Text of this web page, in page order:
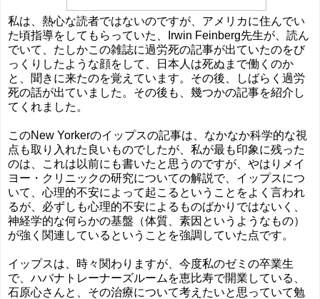
私は、熱心な読者ではないのですが、アメリカに住んでい
た頃指導をしてもらっていた、Irwin Feinberg先生が、読ん
でいて、たしかこの雑誌に過労死の記事が出ていたのをび
っくりしたような顔をして、日本人は死ぬまで働くのか
と、聞きに来たのを覚えています。その後、しばらく過労
死の話が出ていました。その後も、幾つかの記事を紹介し
てくれました。
このNew Yorkerのイップスの記事は、なかなか科学的な視
点も取り入れた良いものでしたが、私が最も印象に残った
のは、これは以前にも書いたと思うのですが、やはりメイ
ヨー・クリニックの研究についての解説で、イップスにつ
いて、心理的不安によって起こるということをよく言われ
るが、必ずしも心理的不安によるものばかりではないく、
神経学的な何らかの基盤（体質、素因というようなもの）
が強く関連しているということを強調していた点です。
イップスは、時々関わりますが、今度私のゼミの卒業生
で、ハバナトレーナーズルームを恵比寿で開業している、
石原心さんと、その治療について考えたいと思っていて勉